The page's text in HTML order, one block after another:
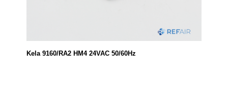
Kela 9160/RA2 HM4 24VAC 50/60Hz